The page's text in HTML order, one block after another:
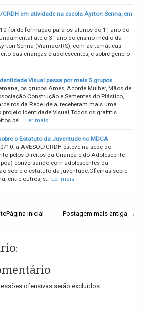
CRDH em atividade na escola Ayrton Senna, em
foi de formação para os alunos do 1° ano do
até o 3° ano do ensino médio da
Senna (Viamão/RS), com as temáticas
das crianças e adolescentes, e sobre gênero
Visual passa por mais 5 grupos
os grupos Ames, Acorde Mulher, Mãos de
Construção e Sementes do Plástico,
da Rede Ideia, receberam mais uma
projeto Identidade Visual.Todos os graffitis
pel… Ler mais
o Estatuto da Juventude no MDCA
10, a AVESOL/CRDH esteve na sede do
pelos Direitos da Criança e do Adolescente
conversando com adolescentes da
sobre o estatuto da juventude.Oficinas sobre
entre outros, s… Ler mais
Postagem mais antiga →
Página inicial
ofensivas serão excluídos.